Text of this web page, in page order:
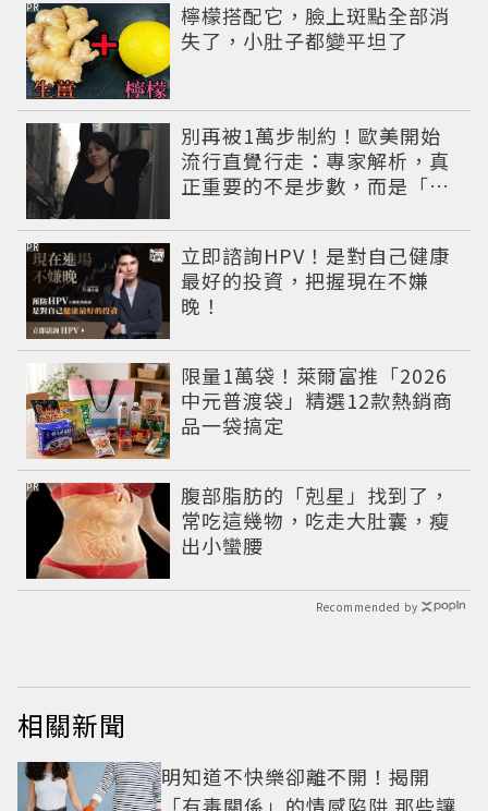
檸檬搭配它，臉上斑點全部消
失了，小肚子都變平坦了
PR
別再被1萬步制約！歐美開始
流行直覺行走：專家解析，真
正重要的不是步數，而是「這
立即諮詢HPV！是對自己健康
最好的投資，把握現在不嫌
晚！
PR
限量1萬袋！萊爾富推「2026
中元普渡袋」精選12款熱銷商
品一袋搞定
腹部脂肪的「剋星」找到了，
常吃這幾物，吃走大肚囊，瘦
出小蠻腰
PR
Recommended by
相關新聞
明知道不快樂卻離不開！揭開